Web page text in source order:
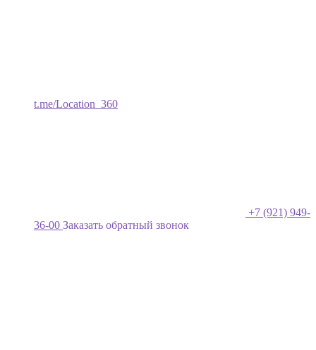
t.me/Location_360
+7 (921) 949-
36-00 Заказать обратный звонок